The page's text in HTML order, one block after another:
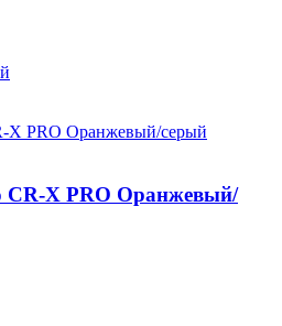
CR-X PRO Оранжевый/